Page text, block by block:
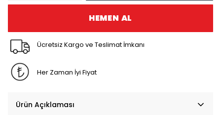
HEMEN AL
Ücretsiz Kargo ve Teslimat İmkanı
Her Zaman İyi Fiyat
Ürün Açıklaması